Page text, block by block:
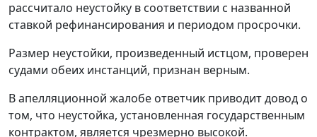
рассчитало неустойку в соответствии с названной
ставкой рефинансирования и периодом просрочки.
Размер неустойки, произведенный истцом, проверен
судами обеих инстанций, признан верным.
В апелляционной жалобе ответчик приводит довод о
том, что неустойка, установленная государственным
контрактом, является чрезмерно высокой.